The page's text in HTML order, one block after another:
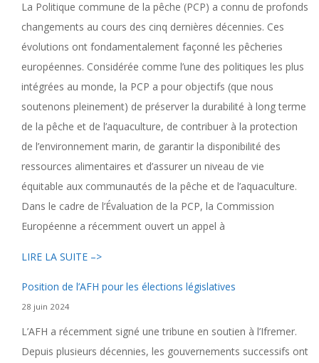
La Politique commune de la pêche (PCP) a connu de profonds
changements au cours des cinq dernières décennies. Ces
évolutions ont fondamentalement façonné les pêcheries
européennes. Considérée comme l’une des politiques les plus
intégrées au monde, la PCP a pour objectifs (que nous
soutenons pleinement) de préserver la durabilité à long terme
de la pêche et de l’aquaculture, de contribuer à la protection
de l’environnement marin, de garantir la disponibilité des
ressources alimentaires et d’assurer un niveau de vie
équitable aux communautés de la pêche et de l’aquaculture.
Dans le cadre de l’Évaluation de la PCP, la Commission
Européenne a récemment ouvert un appel à
LIRE LA SUITE –>
Position de l’AFH pour les élections législatives
28 juin 2024
L’AFH a récemment signé une tribune en soutien à l’Ifremer.
Depuis plusieurs décennies, les gouvernements successifs ont